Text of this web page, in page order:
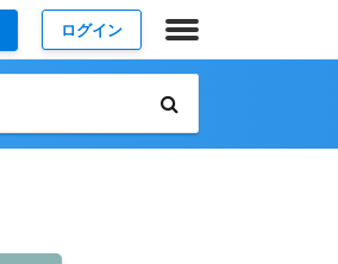
ログイン